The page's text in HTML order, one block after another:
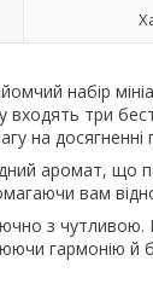
набір
входять три
на
аромат, що
вам
з
гармонію й